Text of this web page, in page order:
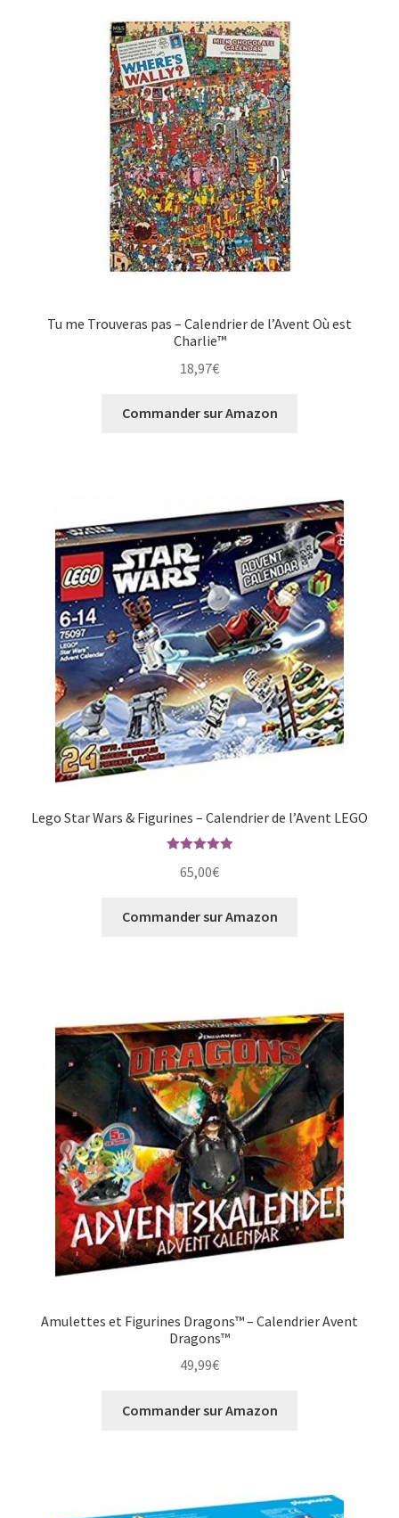
Tu me Trouveras pas – Calendrier de l’Avent Où est
Charlie™
18,97€
Commander sur Amazon
Lego Star Wars & Figurines – Calendrier de l’Avent LEGO
sur 5
65,00€
Commander sur Amazon
Amulettes et Figurines Dragons™ – Calendrier Avent
Dragons™
49,99€
Commander sur Amazon